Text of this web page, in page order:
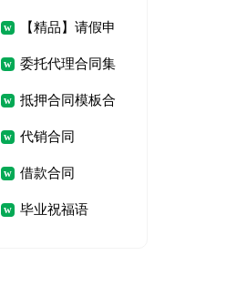
工作总结【精品】请假申
请书合集八篇
委托代理合同集
合15篇抵押合同模板合
集9篇代销合同
借款合同
毕业祝福语